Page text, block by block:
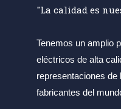
"La calidad es
Tenemos un amplio
eléctricos de alta
representaciones
fabricantes del